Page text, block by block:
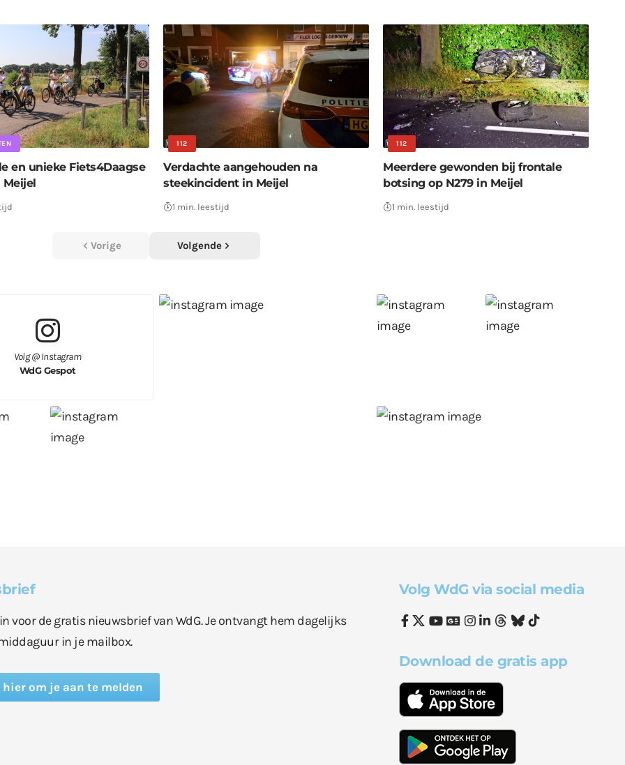
en unieke Fiets4Daagse
Meijel
112
Verdachte aangehouden na
steekincident in Meijel
1 min. leestijd
112
Meerdere gewonden bij frontale
botsing op N279 in Meijel
1 min. leestijd
Vorige Volgende
Volg @ Instagram
WdG Gespot
voor de gratis nieuwsbrief van WdG. Je ontvangt hem dagelijks
in je mailbox.
om je aan te melden
Volg WdG via social media
Download de gratis app